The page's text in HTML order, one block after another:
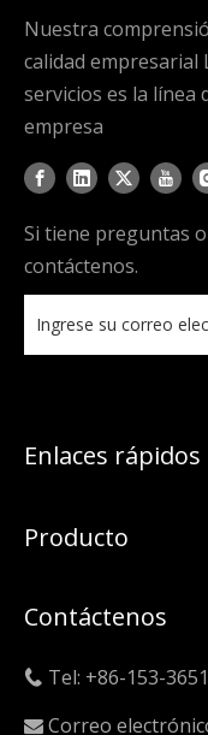
Nuestra
calidad empresarial
servicios es la línea
empresa
Si tiene preguntas
contáctenos.
Enlaces rápidos
Producto
Contáctenos
 Tel: +86-153-
 Correo